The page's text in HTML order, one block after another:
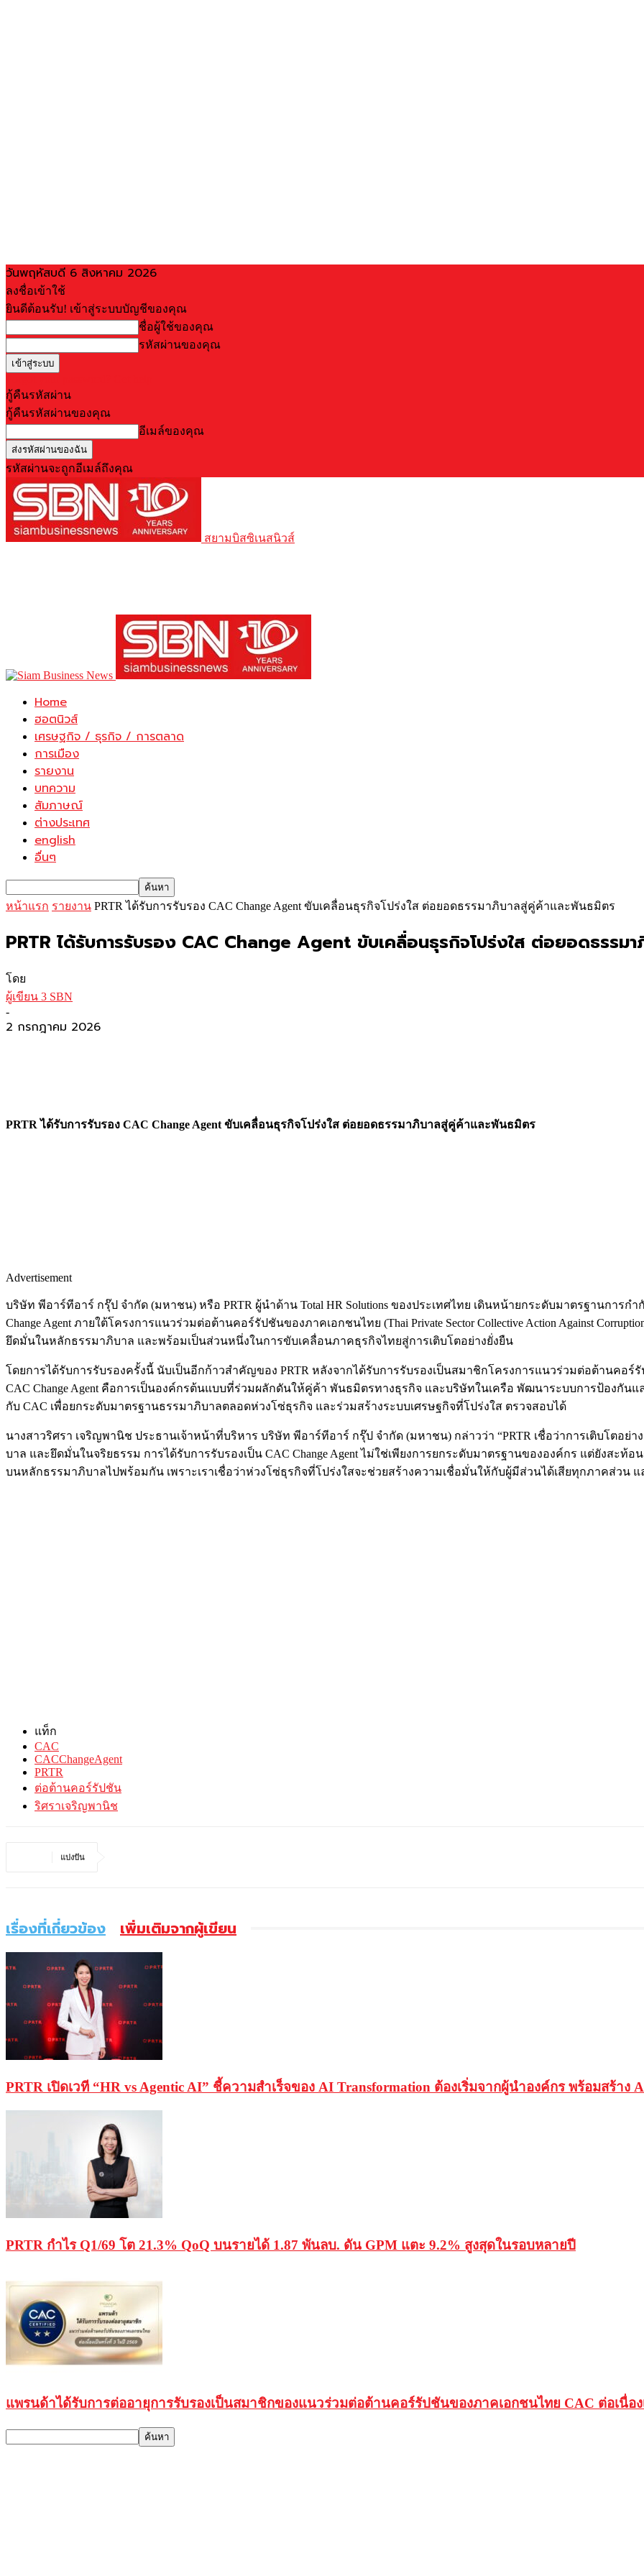
วันพฤหัสบดี 6 สิงหาคม 2026
ลงชื่อเข้าใช้
ยินดีต้อนรับ! เข้าสู่ระบบบัญชีของคุณ
ชื่อผู้ใช้ของคุณ
รหัสผ่านของคุณ
กู้คืนรหัสผ่าน
กู้คืนรหัสผ่านของคุณ
อีเมล์ของคุณ
รหัสผ่านจะถูกอีเมล์ถึงคุณ
สยามบิสซิเนสนิวส์
Home
ฮอตนิวส์
เศรษฐกิจ / ธุรกิจ / การตลาด
การเมือง
รายงาน
บทความ
สัมภาษณ์
ต่างประเทศ
english
อื่นๆ
หน้าแรก รายงาน PRTR ได้รับการรับรอง CAC Change Agent ขับเคลื่อนธุรกิจโปร่งใส ต่อยอดธรรมาภิบาลสู่คู่ค้าและพันธมิตร
PRTR ได้รับการรับรอง CAC Change Agent ขับเคลื่อนธุรกิจโปร่งใส ต่อยอดธรรม
โดย
ผู้เขียน 3 SBN
-
2 กรกฎาคม 2026
PRTR ได้รับการรับรอง CAC Change Agent ขับเคลื่อนธุรกิจโปร่งใส ต่อยอดธรรมาภิบาลสู่คู่ค้าและพันธมิตร
Advertisement
บริษัท พีอาร์ทีอาร์ กรุ๊ป จำกัด (มหาชน) หรือ PRTR ผู้นำด้าน Total HR Solutions ของประเทศไทย เดินหน้ายกระดับมาตรฐานการก
Change Agent ภายใต้โครงการแนวร่วมต่อต้านคอร์รัปชันของภาคเอกชนไทย (Thai Private Sector Collective Action Against
ยึดมั่นในหลักธรรมาภิบาล และพร้อมเป็นส่วนหนึ่งในการขับเคลื่อนภาคธุรกิจไทยสู่การเติบโตอย่างยั่งยืน
โดยการได้รับการรับรองครั้งนี้ นับเป็นอีกก้าวสำคัญของ PRTR หลังจากได้รับการรับรองเป็นสมาชิกโครงการแนวร่วมต่อต้านคอร์
CAC Change Agent คือการเป็นองค์กรต้นแบบที่ร่วมผลักดันให้คู่ค้า พันธมิตรทางธุรกิจ และบริษัทในเครือ พัฒนาระบบการป้องกัน
กับ CAC เพื่อยกระดับมาตรฐานธรรมาภิบาลตลอดห่วงโซ่ธุรกิจ และร่วมสร้างระบบเศรษฐกิจที่โปร่งใส ตรวจสอบได้
นางสาวริศรา เจริญพานิช ประธานเจ้าหน้าที่บริหาร บริษัท พีอาร์ทีอาร์ กรุ๊ป จำกัด (มหาชน) กล่าวว่า “PRTR เชื่อว่าการเติบโตอย่
บาล และยึดมั่นในจริยธรรม การได้รับการรับรองเป็น CAC Change Agent ไม่ใช่เพียงการยกระดับมาตรฐานขององค์กร แต่ยังสะ
บนหลักธรรมาภิบาลไปพร้อมกัน เพราะเราเชื่อว่าห่วงโซ่ธุรกิจที่โปร่งใสจะช่วยสร้างความเชื่อมั่นให้กับผู้มีส่วนได้เสียทุกภาคส่วน
แท็ก
CAC
CACChangeAgent
PRTR
ต่อต้านคอร์รัปชัน
ริศราเจริญพานิช
แบ่งปัน
เรื่องที่เกี่ยวข้อง เพิ่มเติมจากผู้เขียน
PRTR เปิดเวที “HR vs Agentic AI” ชี้ความสำเร็จของ AI Transformation ต้องเริ่มจากผู้นำองค์กร พร้อมสร้าง
PRTR กำไร Q1/69 โต 21.3% QoQ บนรายได้ 1.87 พันลบ. ดัน GPM แตะ 9.2% สูงสุดในรอบหลายปี
แพรนด้าได้รับการต่ออายุการรับรองเป็นสมาชิกของแนวร่วมต่อต้านคอร์รัปชันของภาคเอกชนไทย CAC ต่อเนื่อง